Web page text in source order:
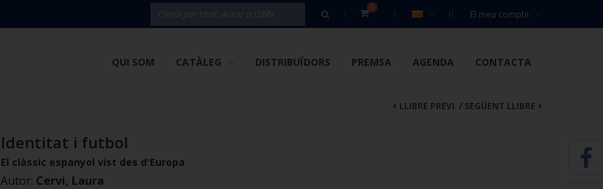
El meu compte
0
QUI SOM CATÀLEG DISTRIBUÏDORS PREMSA AGENDA CONTACTA
SEGÜENT LLIBRE
LLIBRE PREVI /
Identitat i futbol
El clàssic espanyol vist des d'Europa
Autor: Cervi, Laura